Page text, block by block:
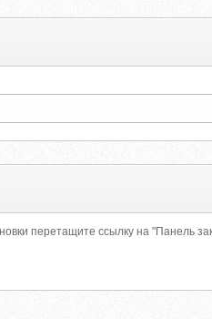
перетащите ссылку на "Панель